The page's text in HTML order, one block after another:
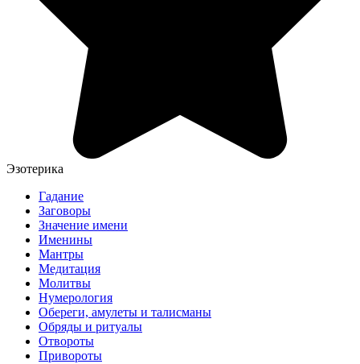
Эзотерика
Гадание
Заговоры
Значение имени
Именины
Мантры
Медитация
Молитвы
Нумерология
Обереги, амулеты и талисманы
Обряды и ритуалы
Отвороты
Привороты